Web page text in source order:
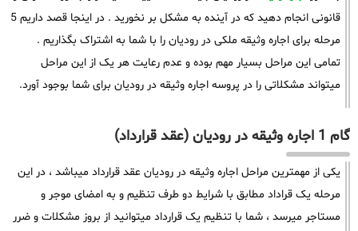
قانونی انجام دهید که در آینده به مشکل بر نخورید . در اینجا قصد داریم 5
مرحله برای اجاره وثیقه ملکی در رودیان را با شما به اشتراک بگذاریم .
تمامی این مراحل بسیار مهم بوده و عدم رعایت هر یک از این مراحل
میتواند مشکلاتی را در پروسه اجاره وثیقه در رودیان برای شما بوجود آورد.
گام 1 اجاره وثیقه در رودیان (عقد قرارداد)
یکی از مهمترین مراحل اجاره وثیقه در رودیان عقد قرارداد میباشد ، در این
مرحله یک قراداد مطابق با شرایط دو طرف تنظیم و به امضای موجر و
مستاجر میرسد ، شما با تنظیم یک قرارداد میتوانید از بروز مشکلات و ضرر